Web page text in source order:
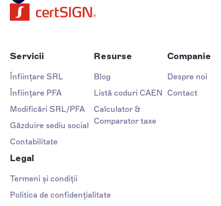
Servicii
Înființare SRL
Înființare PFA
Modificări SRL/PFA
Găzduire sediu social
Contabilitate
Resurse
Blog
Listă coduri CAEN
Calculator &
Comparator taxe
Companie
Despre noi
Contact
Legal
Termeni și condiții
Politica de confidențialitate